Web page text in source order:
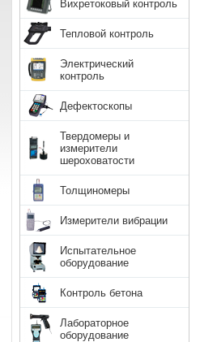
Вихретоковый контроль
Тепловой контроль
Электрический
контроль
Дефектоскопы
Твердомеры и
измерители
шероховатости
Толщиномеры
Измерители вибрации
Испытательное
оборудование
Контроль бетона
Лабораторное
оборудование